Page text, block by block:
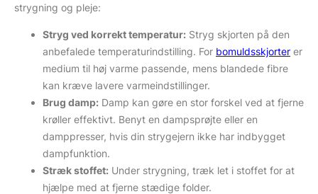
strygning og pleje:
Stryg ved korrekt temperatur: Stryg skjorten på den
anbefalede temperaturindstilling. For bomuldsskjorter er
medium til høj varme passende, mens blandede fibre
kan kræve lavere varmeindstillinger.
Brug damp: Damp kan gøre en stor forskel ved at fjerne
krøller effektivt. Benyt en dampsprøjte eller en
damppresser, hvis din strygejern ikke har indbygget
dampfunktion.
Stræk stoffet: Under strygning, træk let i stoffet for at
hjælpe med at fjerne stædige folder.